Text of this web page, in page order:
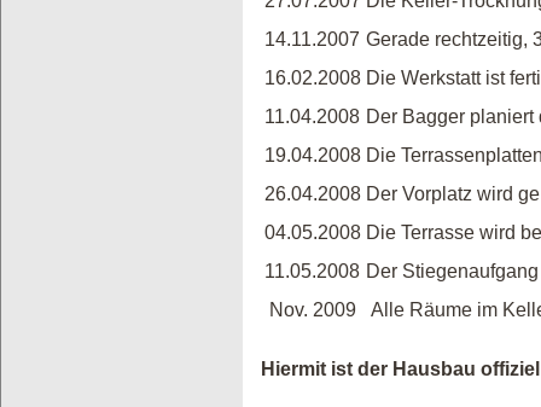
14.11.2007 Gerade rechtzeitig,
16.02.2008 Die Werkstatt ist
11.04.2008 Der Bagger planiert
19.04.2008 Die
26.04.2008 Der Vorplatz wird
04.05.2008 Die Terrasse wird
11.05.2008 Der
Nov. 2009
Alle Räume im
Hiermit ist der Hausbau